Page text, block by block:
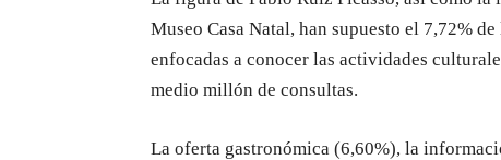
Museo Casa Natal, han supuesto el 7,72%
enfocadas a conocer las actividades
medio millón de consultas.
La oferta gastronómica (6,60%), la